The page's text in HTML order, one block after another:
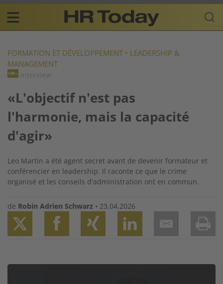
Skip
content
Plattform
für
Resources
navigation
FR
FORMATION ET DÉVELOPPEMENT • LEADERSHIP &
MANAGEMENT
Interview
«L'objectif n'est pas
l'harmonie, mais la capacité
d'agir»
Leo Martin a été agent secret avant de devenir formateur et
conférencier en leadership. Il raconte ce que le crime
organisé et les conseils d'administration ont en commun.
de Robin Adrien Schwarz • 23.04.2026